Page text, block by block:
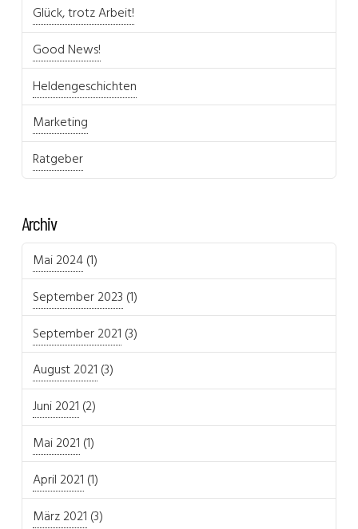
Glück, trotz Arbeit!
Good News!
Heldengeschichten
Marketing
Ratgeber
Archiv
Mai 2024(1)
September 2023 (1)
September 2021 (3)
August 2021 (3)
Juni 2021 (2)
Mai 2021 (1)
April 2021 (1)
März 2021 (3)